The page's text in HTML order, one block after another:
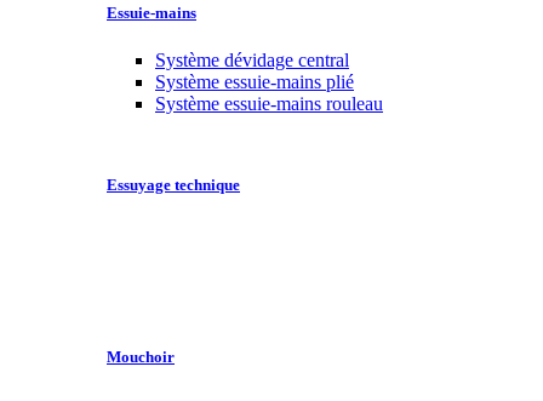
Essuie-mains
Système dévidage central
Système essuie-mains plié
Système essuie-mains rouleau
Essuyage technique
Mouchoir